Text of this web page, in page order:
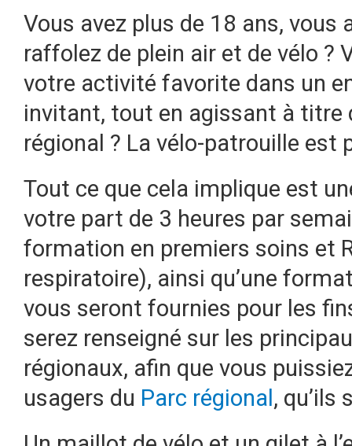
Vous avez plus de 18 ans, vous
raffolez de plein air et de vélo ?
votre activité favorite dans un
invitant, tout en agissant à titre
régional ? La vélo-patrouille est
Tout ce que cela implique est
votre part de 3 heures par
formation en premiers soins et
respiratoire), ainsi qu’une
vous seront fournies pour les
serez renseigné sur les
régionaux, afin que vous
usagers du Parc régional ,